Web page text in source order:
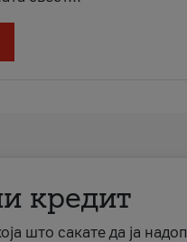
кредит
што сакате да ја